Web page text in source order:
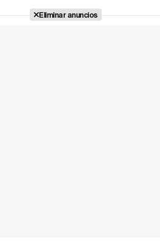
Eliminar anuncios